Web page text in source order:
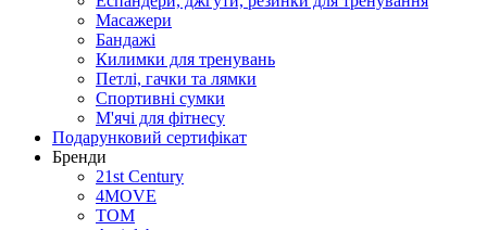
Масажери
Бандажі
Килимки для тренувань
Петлі, гачки та лямки
Спортивні сумки
М'ячі для фітнесу
Подарунковий сертифікат
Бренди
21st Century
4MOVE
ТОМ